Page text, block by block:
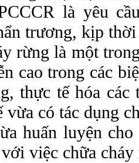
là yêu
trương, kịp
rừng là một
cao trong các
thực tế hóa
có tác dụng
huấn luyện
việc chữa